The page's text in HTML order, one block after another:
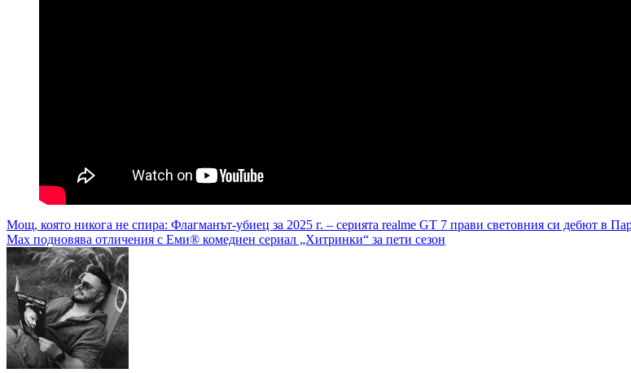
Навигация
Мощ, която никога не спира: Флагманът-убиец за 2025 г. – серията realme GT 7 прави световния си дебют в
Max подновява отличения с Еми® комедиен сериал „Хитринки“ за пети сезон